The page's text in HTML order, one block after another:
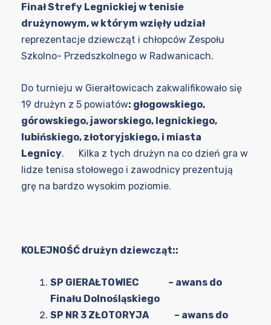
Finał Strefy Legnickiej w tenisie
drużynowym, w którym wzięły udział
reprezentacje dziewcząt i chłopców Zespołu
Szkolno- Przedszkolnego w Radwanicach.
Do turnieju w Gierałtowicach zakwalifikowało się
19 drużyn z 5 powiatów: głogowskiego,
górowskiego, jaworskiego, legnickiego,
lubińskiego, złotoryjskiego, i miasta
Legnicy. Kilka z tych drużyn na co dzień gra w
lidze tenisa stołowego i zawodnicy prezentują
grę na bardzo wysokim poziomie.
KOLEJNOŚĆ drużyn dziewcząt::
SP GIERAŁTOWIEC – awans do
Finału Dolnośląskiego
SP NR 3 ZŁOTORYJA – awans do